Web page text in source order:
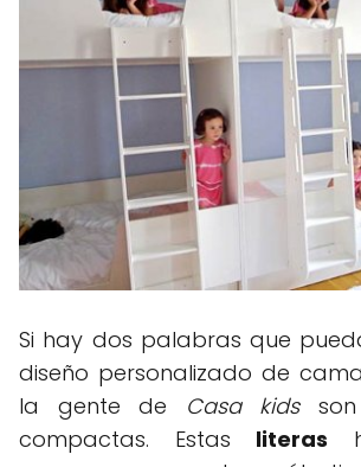
Si hay dos palabras que
diseño personalizado de
la gente de Casa kidsson
compactas. Estas literas